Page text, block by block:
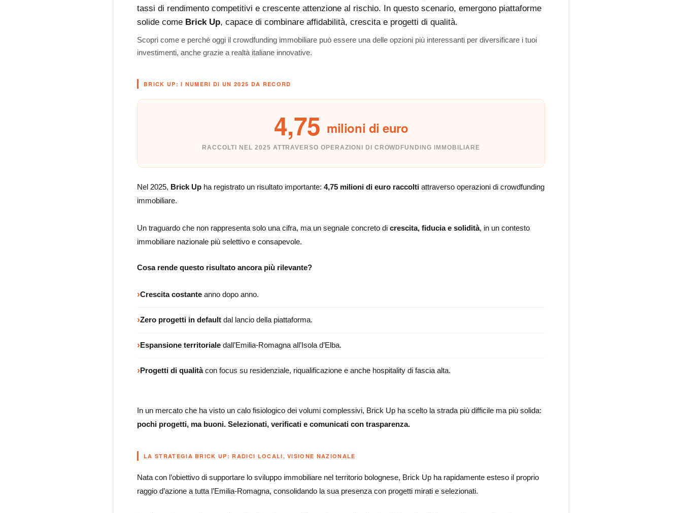
tassi di rendimento competitivi e crescente attenzione al rischio. In questo scenario, emergono piattaforme
solide come Brick Up, capace di combinare affidabilità, crescita e progetti di qualità.
Scopri come e perché oggi il crowdfunding immobiliare può essere una delle opzioni più interessanti per diversificare i tuoi
investimenti, anche grazie a realtà italiane innovative.
BRICK UP: I NUMERI DI UN 2025 DA RECORD
4,75 milioni di euro
RACCOLTI NEL 2025 ATTRAVERSO OPERAZIONI DI CROWDFUNDING IMMOBILIARE
Nel 2025, Brick Up ha registrato un risultato importante: 4,75 milioni di euro raccolti attraverso operazioni di crowdfunding
immobiliare.
Un traguardo che non rappresenta solo una cifra, ma un segnale concreto di crescita, fiducia e solidità, in un contesto
immobiliare nazionale più selettivo e consapevole.
Cosa rende questo risultato ancora più rilevante?
›Crescita costante anno dopo anno.
›Zero progetti in default dal lancio della piattaforma.
›Espansione territoriale dall’Emilia-Romagna all’Isola d’Elba.
›Progetti di qualitàcon focus su residenziale, riqualificazione e anche hospitality di fascia alta.
In un mercato che ha visto un calo fisiologico dei volumi complessivi, Brick Up ha scelto la strada più difficile ma più solida:
pochi progetti, ma buoni. Selezionati, verificati e comunicati con trasparenza.
LA STRATEGIA BRICK UP: RADICI LOCALI, VISIONE NAZIONALE
Nata con l’obiettivo di supportare lo sviluppo immobiliare nel territorio bolognese, Brick Up ha rapidamente esteso il proprio
raggio d’azione a tutta l’Emilia-Romagna, consolidando la sua presenza con progetti mirati e selezionati.